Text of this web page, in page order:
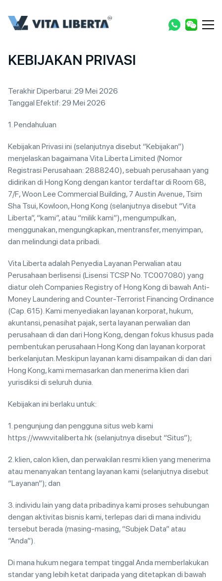
KEBIJAKAN PRIVASI
Terakhir Diperbarui: 29 Mei 2026
Tanggal Efektif: 29 Mei 2026
1. Pendahuluan
Kebijakan Privasi ini (selanjutnya disebut “Kebijakan”)
menjelaskan bagaimana Vita Liberta Limited (Nomor
Registrasi Perusahaan: 2888240), sebuah perusahaan yang
didirikan di Hong Kong dengan kantor terdaftar di Room 68,
7/F, Woon Lee Commercial Building, 7 Austin Avenue, Tsim
Sha Tsui, Kowloon, Hong Kong (selanjutnya disebut “Vita
Liberta”, “kami”, atau “milik kami”), mengumpulkan,
menggunakan, mengungkapkan, mentransfer, menyimpan,
dan melindungi data pribadi.
Vita Liberta adalah Penyedia Layanan Perwalian atau
Perusahaan berlisensi (Lisensi TCSP No. TC007080) yang
diatur oleh Companies Registry of Hong Kong di bawah Anti-
Money Laundering and Counter-Terrorist Financing Ordinance
(Cap. 615). Kami menyediakan layanan korporat, hukum,
akuntansi, penasihat pajak, serta layanan perwalian dan
perusahaan di dan dari Hong Kong, dengan fokus khusus pada
pembentukan perusahaan Hong Kong dan layanan korporat
berkelanjutan. Meskipun layanan kami disampaikan di dan dari
Hong Kong, kami memasarkan dan menerima klien dari
yurisdiksi di seluruh dunia.
Kebijakan ini berlaku untuk:
1. pengunjung dan pengguna situs web kami
https://www.vitaliberta.hk (selanjutnya disebut “Situs”);
2. klien, calon klien, dan perwakilan resmi klien yang menerima
atau menanyakan tentang layanan kami (selanjutnya disebut
“Layanan”); dan
3. individu lain yang data pribadinya kami proses sehubungan
dengan aktivitas bisnis kami, terlepas dari di mana individu
tersebut berada (masing-masing, “Subjek Data” atau
“Anda”).
Di mana hukum negara tempat tinggal Anda memberlakukan
standar yang lebih ketat daripada yang ditetapkan di bawah